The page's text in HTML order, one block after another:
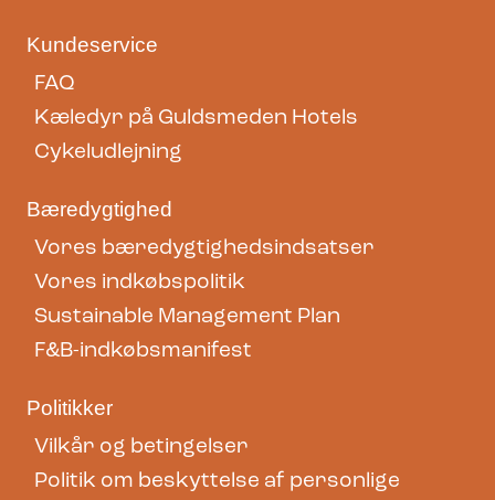
Kundeservice
FAQ
Kæledyr på Guldsmeden Hotels
Cykeludlejning
Bæredygtighed
Vores bæredygtighedsindsatser
Vores indkøbspolitik
Sustainable Management Plan
F&B-indkøbsmanifest
Politikker
Vilkår og betingelser
Politik om beskyttelse af personlige